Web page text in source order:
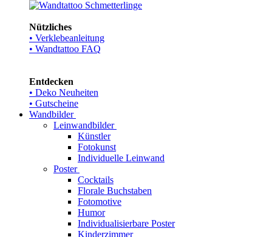
Nützliches
• Verklebeanleitung
• Wandtattoo FAQ
Entdecken
• Deko Neuheiten
• Gutscheine
Wandbilder
Leinwandbilder
Künstler
Fotokunst
Individuelle Leinwand
Poster
Cocktails
Florale Buchstaben
Fotomotive
Humor
Individualisierbare Poster
Kinderzimmer